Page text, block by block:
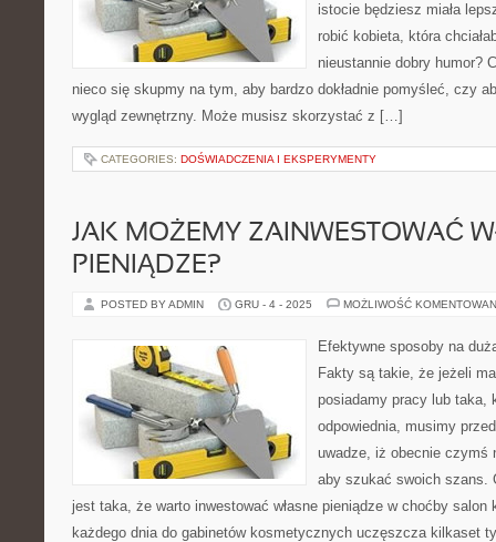
istocie będziesz miała
robić kobieta, która
nieustannie dobry humor?
nieco się skupmy na tym, aby bardzo dokładnie pomyśleć, czy
wygląd zewnętrzny. Może musisz skorzystać z […]
CATEGORIES: DOŚWIADCZENIA I EKSPERYMENTY
JAK MOŻEMY ZAINWESTOWAĆ
PIENIĄDZE?
POSTED BY ADMIN GRU - 4 - 2025 MOŻLIWOŚĆ
Efektywne sposoby na
Fakty są takie, że jeżeli
posiadamy pracy lub taka,
odpowiednia, musimy
uwadze, iż obecnie czymś
aby szukać swoich szans.
jest taka, że warto inwestować własne pieniądze w choćby
każdego dnia do gabinetów kosmetycznych uczęszcza kilkaset